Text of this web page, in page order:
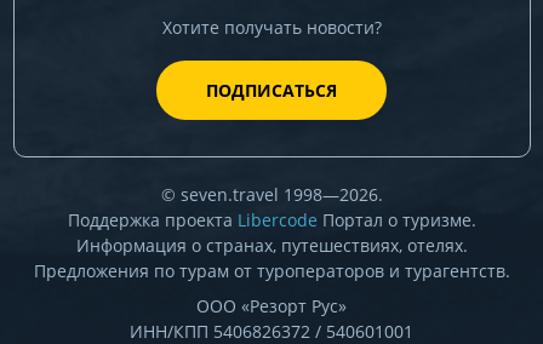
Хотите получать новости?
ПОДПИСАТЬСЯ
© seven.travel 1998—2026.
Поддержка проекта Libercode Портал о туризме.
Информация о странах, путешествиях, отелях.
Предложения по турам от туроператоров и турагентств.
ООО «Резорт Рус»
ИНН/КПП 5406826372 / 540601001